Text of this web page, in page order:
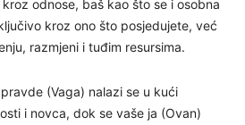
odnose, baš kao što se i osobna
kroz ono što posjedujete, već
razmjeni i tuđim resursima.
(Vaga) nalazi se u kući
i novca, dok se vaše ja (Ovan)